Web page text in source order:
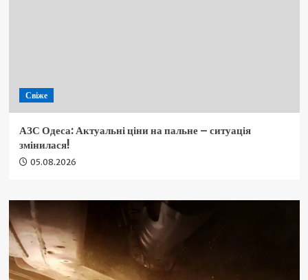
Свіже
АЗС Одеса: Актуальні ціни на пальне – ситуація
змінилася!
05.08.2026